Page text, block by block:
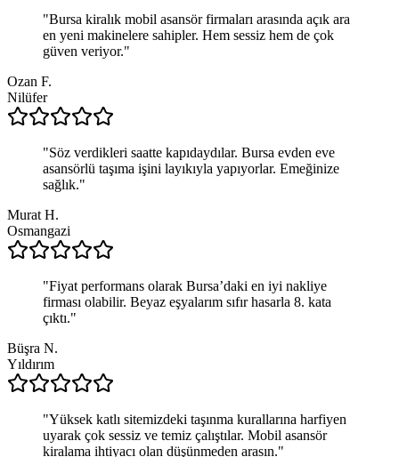
"Bursa kiralık mobil asansör firmaları arasında açık ara
en yeni makinelere sahipler. Hem sessiz hem de çok
güven veriyor."
Ozan F.
Nilüfer
"Söz verdikleri saatte kapıdaydılar. Bursa evden eve
asansörlü taşıma işini layıkıyla yapıyorlar. Emeğinize
sağlık."
Murat H.
Osmangazi
"Fiyat performans olarak Bursa’daki en iyi nakliye
firması olabilir. Beyaz eşyalarım sıfır hasarla 8. kata
çıktı."
Büşra N.
Yıldırım
"Yüksek katlı sitemizdeki taşınma kurallarına harfiyen
uyarak çok sessiz ve temiz çalıştılar. Mobil asansör
kiralama ihtiyacı olan düşünmeden arasın."